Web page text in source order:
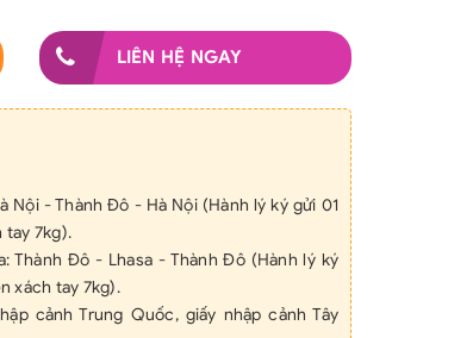
LIÊN HỆ NGAY
Nội - Thành Đô - Hà Nội (Hành lý ký gửi 01
tay 7kg).
Thành Đô - Lhasa - Thành Đô (Hành lý ký
xách tay 7kg).
cảnh Trung Quốc, giấy nhập cảnh Tây